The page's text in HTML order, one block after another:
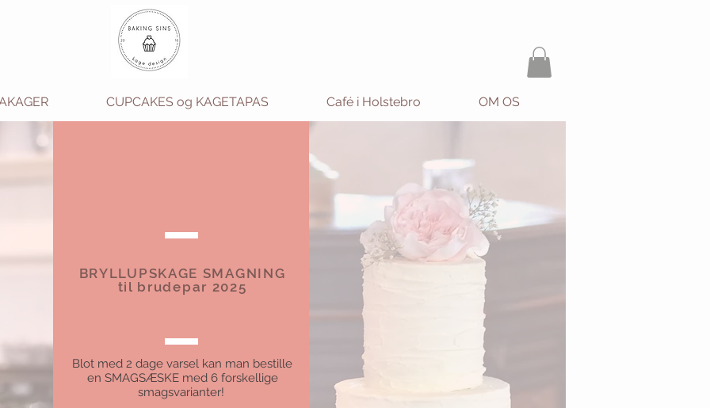
CUPCAKES og KAGETAPAS Café i Holstebro OM OS
BRYLLUPSKAGE SMAGNING
til brudepar 2025
Blot med 2 dage varsel kan man bestille
en SMAGSÆSKE med 6 forskellige
smagsvarianter!